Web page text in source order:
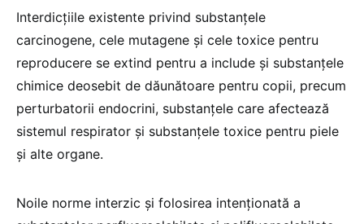
Interdicțiile existente privind substanțele
carcinogene, cele mutagene și cele toxice pentru
reproducere se extind pentru a include și substanțele
chimice deosebit de dăunătoare pentru copii, precum
perturbatorii endocrini, substanțele care afectează
sistemul respirator și substanțele toxice pentru piele
și alte organe.
Noile norme interzic și folosirea intenționată a